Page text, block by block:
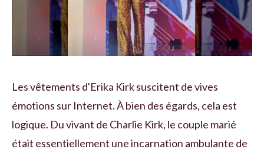
Les vêtements d'Erika Kirk suscitent de vives
émotions sur Internet. À bien des égards, cela est
logique. Du vivant de Charlie Kirk, le couple marié
était essentiellement une incarnation ambulante de